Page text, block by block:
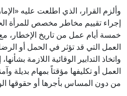
وألزم القرار، الذي اطلعت عليه
إجراء تقييم مخاطر مخصص للمرأة
خمسة أيام عمل من تاريخ الإخطار،
العمل التي قد تؤثر في الحمل أو
واتخاذ التدابير الوقائية اللازمة
العمل أو تكليفها مؤقتاً بمهام بديلة
من دون المساس بأجرها أو حقوقها